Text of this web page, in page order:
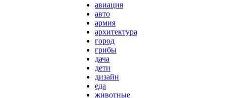
авиация
авто
армия
архитектура
город
грибы
дача
дети
дизайн
еда
животные